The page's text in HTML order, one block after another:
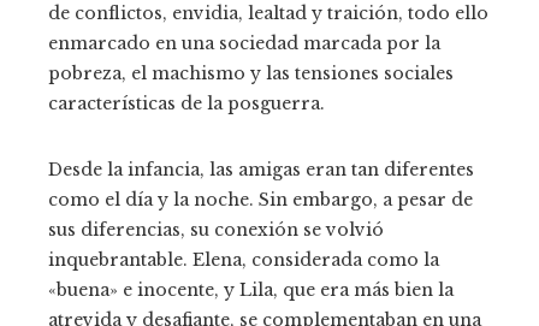
de conflictos, envidia, lealtad y traición, todo ello
enmarcado en una sociedad marcada por la
pobreza, el machismo y las tensiones sociales
características de la posguerra.
Desde la infancia, las amigas eran tan diferentes
como el día y la noche. Sin embargo, a pesar de
sus diferencias, su conexión se volvió
inquebrantable. Elena, considerada como la
«buena» e inocente, y Lila, que era más bien la
atrevida y desafiante, se complementaban en una